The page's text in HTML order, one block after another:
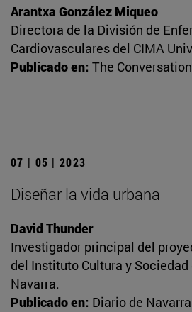
Arantxa González Miqueo
Directora de la División de
Cardiovasculares del CIMA
Publicado en: The Conversation
07 | 05 | 2023
Diseñar la vida urbana
David Thunder
Investigador principal del
del Instituto Cultura y
Navarra.
Publicado en: Diario de Navarra